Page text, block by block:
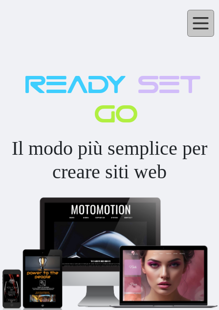
ready set
go
Il modo più semplice per
creare siti web